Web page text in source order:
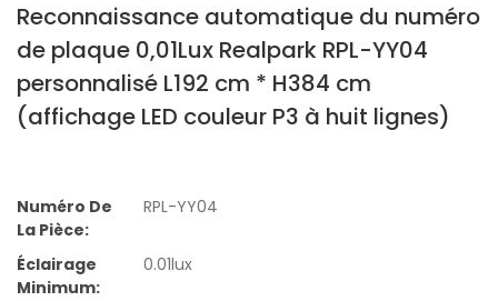
Reconnaissance automatique du numéro
de plaque 0,01Lux Realpark RPL-YY04
personnalisé L192 cm * H384 cm
(affichage LED couleur P3 à huit lignes)
Numéro De
La Pièce:
RPL-YY04
Éclairage
Minimum:
0.01lux